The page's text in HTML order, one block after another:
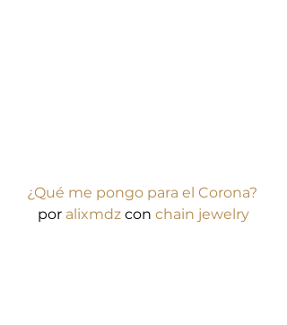
¿Qué me pongo para el Corona?
por alixmdz con chain jewelry